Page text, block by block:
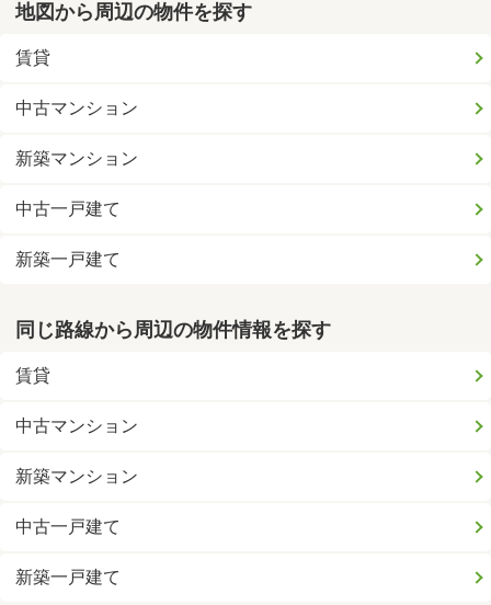
地図から周辺の物件を探す
賃貸
中古マンション
新築マンション
中古一戸建て
新築一戸建て
同じ路線から周辺の物件情報を探す
賃貸
中古マンション
新築マンション
中古一戸建て
新築一戸建て